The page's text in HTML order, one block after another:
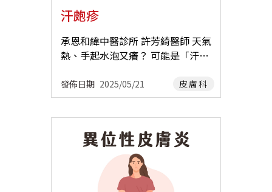
方劑有: 桂枝湯/桂麻各半湯。 •
定的部位，同時可能會有口渴、舌
質紅等表現。 常用方劑有: 銀翹
樣變(水皰、糜爛、滲出液)，夏日
空氣濕度重時尤為多見。 常用方劑
有: 龍膽瀉肝湯、除濕胃苓湯、消風
散…等。 •血虛風燥: 血虛則生內
風，皮膚乾燥脫屑或苔癬化；多見
於精血虧虛的老年人或皮膚病慢性
期。 常用方劑有: 當歸飲子。 •也
用溫和、不刺激、不含香精香料的
清潔產品與保養品 ▪︎ 確實防曬 ▪︎
痘痘還沒熟時不要擠，有時候越擠
就會越往內發炎，變成很難好的大
痘痘 ❤ 祝大家都能抗痘成功 ❤ 推
薦閱讀： ✦ MTS微針 ✦ 青春痘的
緯 許芳綺 醫師
皮膚會發炎、乾燥和搔癢，並可能
導致皮疹、疼痛和睡眠不佳。 接觸
性皮膚炎 (Contact dermatitis) ：
刺激物或過敏原接觸皮膚後，皮膚
tic eczema) ：手指、腳趾、手掌
和腳底邊緣出現小而癢的水皰。這
嚴重時可能破裂出血。誘因包括壓
力、接觸某些過敏原/刺激物、季節
性過敏，以及汗皰疹患者因免疫反
應異常和出汗機制異常導致手腳過
皮膚科
汗皰疹
承恩和緯中醫診所 許芳綺醫師 天氣
熱、手起水泡又癢？ 可能是「汗皰
變得又悶又濕，來看診的人中，很
多都是因為手腳長出一顆顆紅色小
水皰，又癢又煩，原來是「汗皰
疹」！ 【 汗皰疹是什麼？ 】 汗皰
疹又稱為「螞蟻窩」，是一種皮膚
問題，常見在手掌、腳底或手指邊
緣，會長出一顆顆透明的小水皰，
搔癢難耐，且容易反覆發作。 這種
發佈日期 2025/05/21